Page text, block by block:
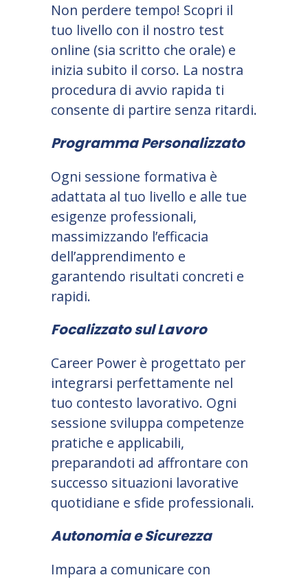
Non perdere tempo! Scopri il
tuo livello con il nostro test
online (sia scritto che orale) e
inizia subito il corso. La nostra
procedura di avvio rapida ti
consente di partire senza ritardi.
Programma Personalizzato
Ogni sessione formativa è
adattata al tuo livello e alle tue
esigenze professionali,
massimizzando l’efficacia
dell’apprendimento e
garantendo risultati concreti e
rapidi.
Focalizzato sul Lavoro
Career Power è progettato per
integrarsi perfettamente nel
tuo contesto lavorativo. Ogni
sessione sviluppa competenze
pratiche e applicabili,
preparandoti ad affrontare con
successo situazioni lavorative
quotidiane e sfide professionali.
Autonomia e Sicurezza
Impara a comunicare con